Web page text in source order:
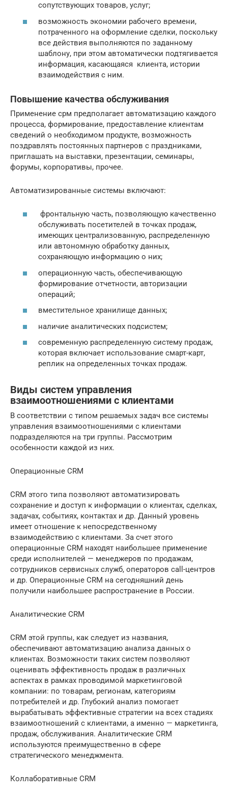
сопутствующих товаров, услуг;
возможность экономии рабочего времени,
потраченного на оформление сделки, поскольку
все действия выполняются по заданному
шаблону, при этом автоматически подтягивается
информация, касающаяся клиента, истории
взаимодействия с ним.
Повышение качества обслуживания
Применение срм предполагает автоматизацию каждого
процесса, формирование, предоставление клиентам
сведений о необходимом продукте, возможность
поздравлять постоянных партнеров с праздниками,
приглашать на выставки, презентации, семинары,
форумы, корпоративы, прочее.
Автоматизированные системы включают:
фронтальную часть, позволяющую качественно
обслуживать посетителей в точках продаж,
имеющих централизованную, распределенную
или автономную обработку данных,
сохраняющую информацию о них;
операционную часть, обеспечивающую
формирование отчетности, авторизации
операций;
вместительное хранилище данных;
наличие аналитических подсистем;
современную распределенную систему продаж,
которая включает использование смарт-карт,
реплик на определенных точках продаж.
Виды систем управления
взаимоотношениями с клиентами
В соответствии с типом решаемых задач все системы
управления взаимоотношениями с клиентами
подразделяются на три группы. Рассмотрим
особенности каждой из них.
Операционные CRM
CRM этого типа позволяют автоматизировать
сохранение и доступ к информации о клиентах, сделках,
задачах, событиях, контактах и др. Данный уровень
имеет отношение к непосредственному
взаимодействию с клиентами. За счет этого
операционные CRM находят наибольшее применение
среди исполнителей — менеджеров по продажам,
сотрудников сервисных служб, операторов call-центров
и др. Операционные CRM на сегодняшний день
получили наибольшее распространение в России.
Аналитические CRM
CRM этой группы, как следует из названия,
обеспечивают автоматизацию анализа данных о
клиентах. Возможности таких систем позволяют
оценивать эффективность продаж в различных
аспектах в рамках проводимой маркетинговой
компании: по товарам, регионам, категориям
потребителей и др. Глубокий анализ помогает
вырабатывать эффективные стратегии на всех стадиях
взаимоотношений с клиентами, а именно — маркетинга,
продаж, обслуживания. Аналитические CRM
используются преимущественно в сфере
стратегического менеджмента.
Коллаборативные CRM